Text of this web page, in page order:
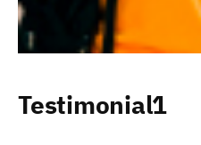
Testimonial1